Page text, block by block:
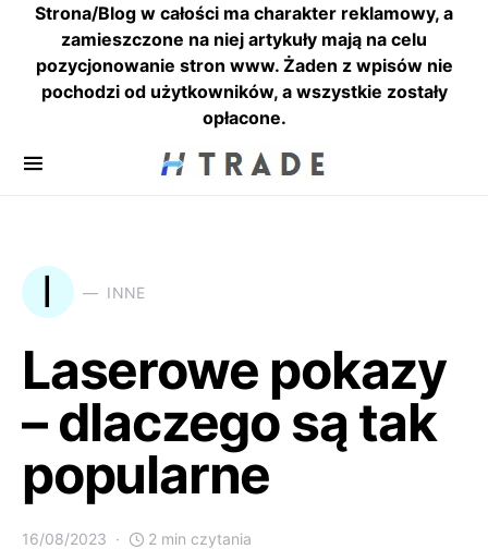
Strona/Blog w całości ma charakter reklamowy, a
zamieszczone na niej artykuły mają na celu
pozycjonowanie stron www. Żaden z wpisów nie
pochodzi od użytkowników, a wszystkie zostały
opłacone.
I INNE
Laserowe pokazy
– dlaczego są tak
popularne
16/08/2023 2 min czytania